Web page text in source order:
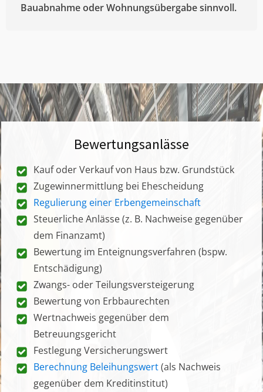
Bauabnahme oder Wohnungsübergabe sinnvoll.
Bewertungsanlässe
Kauf oder Verkauf von Haus bzw. Grundstück
Zugewinnermittlung bei Ehescheidung
Regulierung einer Erbengemeinschaft
Steuerliche Anlässe (z. B. Nachweise gegenüber
dem Finanzamt)
Bewertung im Enteignungsverfahren (bspw.
Entschädigung)
Zwangs- oder Teilungsversteigerung
Bewertung von Erbbaurechten
Wertnachweis gegenüber dem
Betreuungsgericht
Festlegung Versicherungswert
Berechnung Beleihungswert(als Nachweis
gegenüber dem Kreditinstitut)